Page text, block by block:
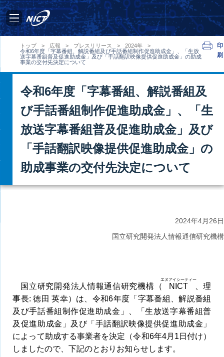
トップ > 広報 > プレスリリース > 2024年
>
令和6年度「字幕番組、解説番組及び手話番組制作促進助成金」、「生放
送字幕番組普及促進助成金」及び「手話翻訳映像提供促進助成金」の助成
事業の交付先決定について
印
刷
令和6年度「字幕番組、解説番組及
び手話番組制作促進助成金」、「生
放送字幕番組普及促進助成金」及び
「手話翻訳映像提供促進助成金」の
助成事業の交付先決定について
2024年4月26日
国立研究開発法人情報通信研究機構
国立研究開発法人情報通信研究機構（ NICT
エヌアイシーティー
、理
事長: 徳田 英幸）は、令和6年度「字幕番組、解説番組
及び手話番組制作促進助成金」、「生放送字幕番組普
及促進助成金」及び「手話翻訳映像提供促進助成金」
によって助成する事業者を決定（令和6年4月1日付け）
しましたので、下記のとおりお知らせします。